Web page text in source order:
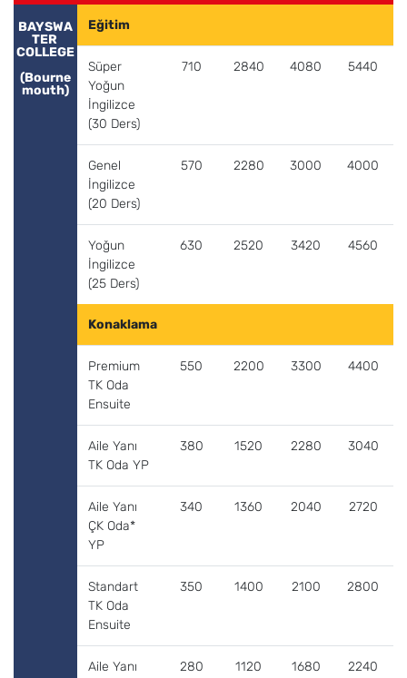
BAYSWA
TER
COLLEGE
(Bourne
mouth)
Eğitim
Süper
Yoğun
İngilizce
(30 Ders)
710 2840 4080 5440
Genel
İngilizce
(20 Ders)
570 2280 3000 4000
Yoğun
İngilizce
(25 Ders)
630 2520 3420 4560
Konaklama
Premium
TK Oda
Ensuite
550 2200 3300 4400
Aile Yanı
TK Oda YP
380 1520 2280 3040
Aile Yanı
ÇK Oda*
YP
340 1360 2040 2720
Standart
TK Oda
Ensuite
350 1400 2100 2800
Aile Yanı
280 1120 1680 2240